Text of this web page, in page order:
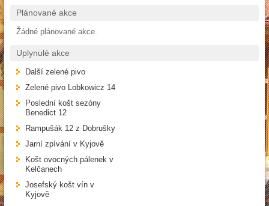
Plánované akce
Žádné plánované akce.
Uplynulé akce
Další zelené pivo
Zelené pivo Lobkowicz 14
Poslední košt sezóny
Benedict 12
Rampušák 12 z Dobrušky
Jarní zpívání v Kyjově
Košt ovocných pálenek v
Kelčanech
Josefský košt vín v
Kyjově